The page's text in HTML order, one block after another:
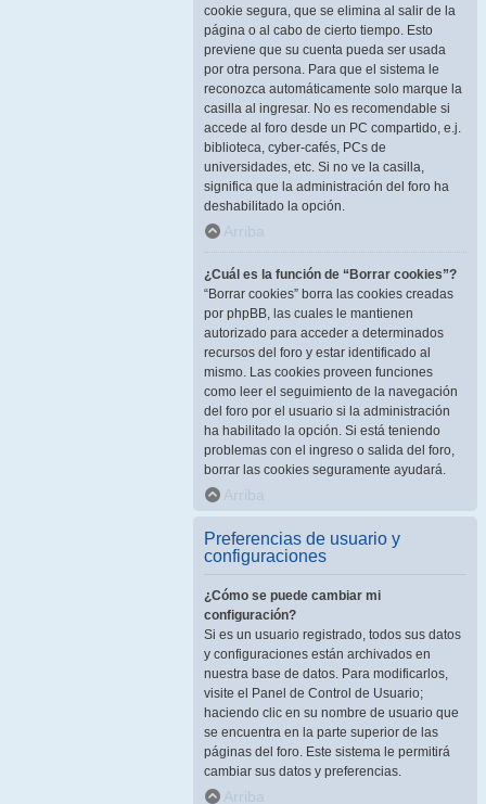
cookie segura, que se elimina al salir de la
página o al cabo de cierto tiempo. Esto
previene que su cuenta pueda ser usada
por otra persona. Para que el sistema le
reconozca automáticamente solo marque la
casilla al ingresar. No es recomendable si
accede al foro desde un PC compartido, e.j.
biblioteca, cyber-cafés, PCs de
universidades, etc. Si no ve la casilla,
significa que la administración del foro ha
deshabilitado la opción.
Arriba
¿Cuál es la función de “Borrar cookies”?
“Borrar cookies” borra las cookies creadas
por phpBB, las cuales le mantienen
autorizado para acceder a determinados
recursos del foro y estar identificado al
mismo. Las cookies proveen funciones
como leer el seguimiento de la navegación
del foro por el usuario si la administración
ha habilitado la opción. Si está teniendo
problemas con el ingreso o salida del foro,
borrar las cookies seguramente ayudará.
Arriba
Preferencias de usuario y
configuraciones
¿Cómo se puede cambiar mi
configuración?
Si es un usuario registrado, todos sus datos
y configuraciones están archivados en
nuestra base de datos. Para modificarlos,
visite el Panel de Control de Usuario;
haciendo clic en su nombre de usuario que
se encuentra en la parte superior de las
páginas del foro. Este sistema le permitirá
cambiar sus datos y preferencias.
Arriba